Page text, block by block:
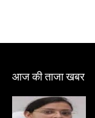
आज की ताजा खबर